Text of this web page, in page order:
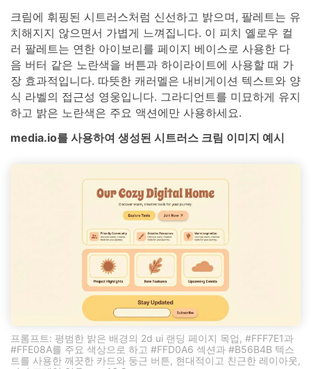
크림에 휘핑된 시트러스처럼 신선하고 밝으며, 팔레트는 유
치해지지 않으면서 가볍게 느껴집니다. 이 피치 옐로우 컬
러 팔레트는 연한 아이보리를 페이지 베이스로 사용한 다
음 버터 같은 노란색을 버튼과 하이라이트에 사용할 때 가
장 효과적입니다. 따뜻한 캐러멜은 내비게이션 텍스트와 양
식 라벨의 접근성 영웅입니다. 그라디언트를 미묘하게 유지
하고 밝은 노란색은 주요 액션에만 사용하세요.
media.io를 사용하여 생성된 시트러스 크림 이미지 예시
프롬프트: 평범한 밝은 배경의 2d ui 랜딩 페이지 목업, #FFF7E1과
#FFE08A를 주요 색상으로 하고 #FFD0A6 섹션과 #B56B4B 텍스
트를 사용한 깨끗한 카드와 둥근 버튼, 현대적이고 친근한 레이아웃,